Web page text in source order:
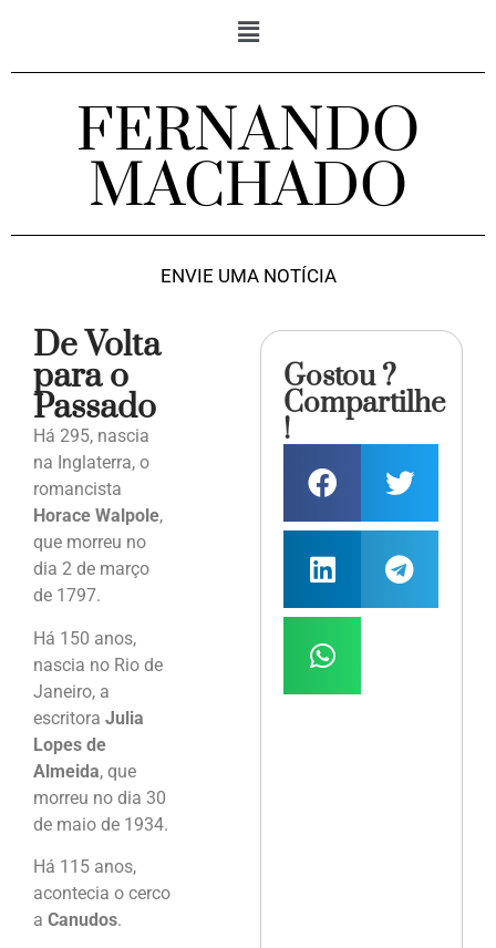
FERNANDO
MACHADO
ENVIE UMA NOTÍCIA
De Volta
para o
Passado
Há 295, nascia
na Inglaterra, o
romancista
Horace Walpole,
que morreu no
dia 2 de março
de 1797.
Há 150 anos,
nascia no Rio de
Janeiro, a
escritora Julia
Lopes de
Almeida, que
morreu no dia 30
de maio de 1934.
Há 115 anos,
acontecia o cerco
a Canudos.
Gostou ?
Compartilhe
!